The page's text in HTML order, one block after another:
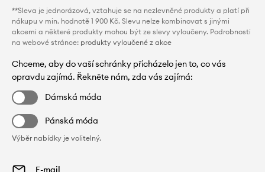
**Sleva je jednorázová, vztahuje se na nezlevněné produkty a platí při
nákupu v min. hodnotě 1 900 Kč. Slevu nelze kombinovat s jinými
akcemi a některé produkty mohou být ze slevy vyloučeny. Podrobnosti
na webové stránce: produkty vyloučené z akce
Chceme, aby do vaší schránky přicházelo jen to, co vás
opravdu zajímá. Řekněte nám, zda vás zajímá:
Dámská móda
Pánská móda
Výběr nabídky je volitelný.